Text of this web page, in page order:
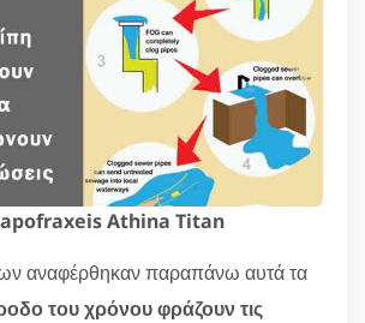
Athina Titan
αναφέρθηκαν παραπάνω αυτά τα
του χρόνου φράζουν τις